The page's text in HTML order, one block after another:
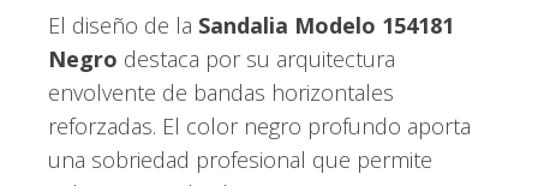
El diseño de la Sandalia Modelo 154181
Negro destaca por su arquitectura
envolvente de bandas horizontales
reforzadas. El color negro profundo aporta
una sobriedad profesional que permite